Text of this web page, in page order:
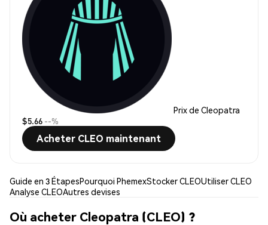
Prix de Cleopatra
$5.66 --%
Acheter CLEO maintenant
Guide en 3 ÉtapesPourquoi PhemexStocker CLEOUtiliser CLEO
Analyse CLEOAutres devises
Où acheter Cleopatra (CLEO) ?